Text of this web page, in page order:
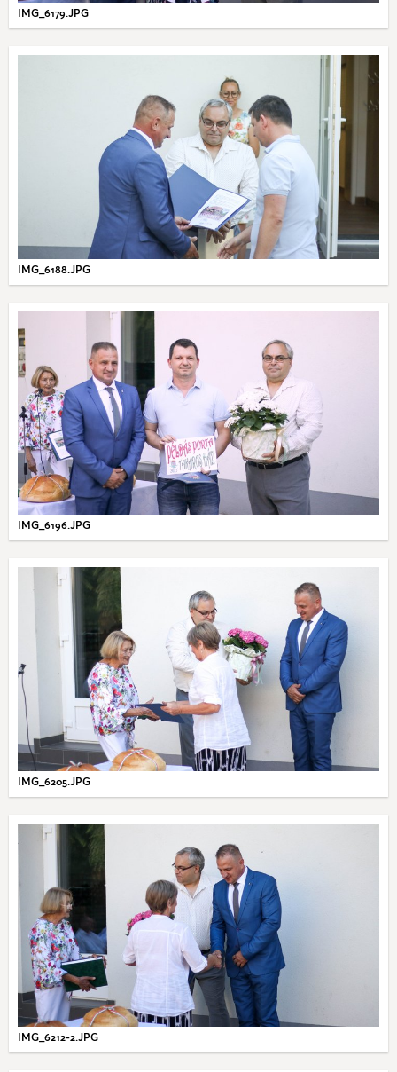
IMG_6179.JPG
IMG_6188.JPG
IMG_6196.JPG
IMG_6205.JPG
IMG_6212-2.JPG